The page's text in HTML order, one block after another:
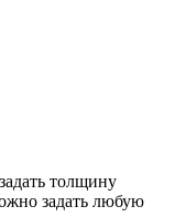
толщину
задать любую